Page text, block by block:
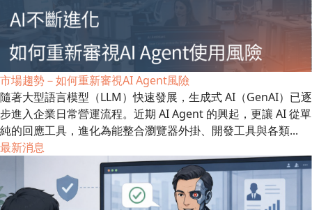
市場趨勢－如何重新審視AI Agent風險
隨著大型語言模型（LLM）快速發展，生成式 AI（GenAI）已逐
步進入企業日常營運流程。近期 AI Agent 的興起，更讓 AI 從單
純的回應工具，進化為能整合瀏覽器外掛、開發工具與各類...
最新消息